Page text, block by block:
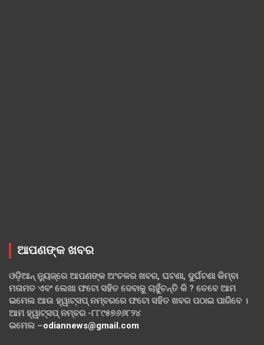
ଆପଣଙ୍କ ଖବର
ଓଡ଼ିଆନ୍ ନ୍ୟୁଜ୍‌ରେ ଆପଣଙ୍କ ଅଂଚଳର ଖବର, ଘଟଣା, ଦୁର୍ଘଟଣା କିମ୍ବା
ମତାମତ ଏବଂ ଲେଖା ଫଟୋ ସହିତ ଦେବାକୁ ଚାହୁଁଚନ୍ତି କି ? ତେବେ ଆମ
ଇମେଲ ଆଉ ହ୍ୱାଟ୍‌ସପ୍ ନମ୍ବରରେ ଫଟୋ ସହିତ ଖବର ପଠାଇ ପାରିବେ ।
ଆମ ହ୍ୱାଟ୍‌ସପ୍ ନମ୍ବର -୮୮୯୫୭୬୬୮୨୪
ଇମେଲ –odiannews@gmail.com